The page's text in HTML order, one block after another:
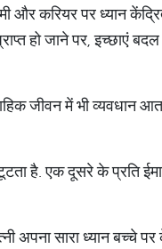
और करियर पर ध्यान
हो जाने पर, इच्छाएं
जीवन में भी व्यवधान
है. एक दूसरे के प्रति
अपना सारा ध्यान बच्चे पर